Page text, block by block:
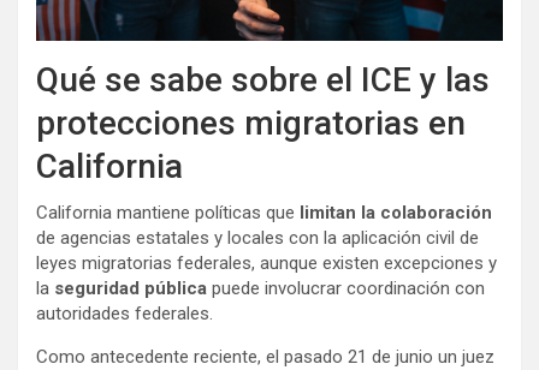
Qué se sabe sobre el ICE y las
protecciones migratorias en
California
California mantiene políticas que limitan la colaboración
de agencias estatales y locales con la aplicación civil de
leyes migratorias federales, aunque existen excepciones y
la seguridad pública puede involucrar coordinación con
autoridades federales.
Como antecedente reciente, el pasado 21 de junio un juez